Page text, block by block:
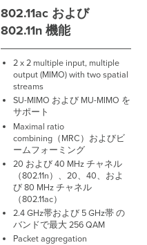
802.11ac および
802.11n 機能
2 x 2 multiple input, multiple
output (MIMO) with two spatial
streams
SU-MIMO および MU-MIMO を
サポート
Maximal ratio
combining（MRC）およびビ
ームフォーミング
20 および 40 MHz チャネル
（802.11n）、20、40、およ
び 80 MHz チャネル
（802.11ac）
2.4 GHz帯および 5 GHz帯 の
バンドで最大 256 QAM
Packet aggregation